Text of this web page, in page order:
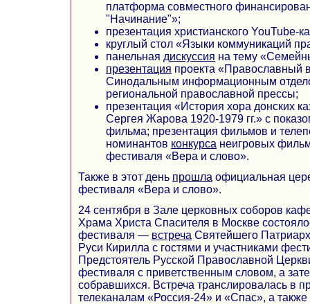
платформа совместного
"Начинание"»;
презентация христианского YouTube-
круглый стол «Языки коммуникаций
панельная дискуссия на тему
презентация проекта «Православный
Синодальным информационным
региональной православной прессы;
презентация «История хора донских
Сергея Жарова 1920-1979 гг.» с
фильма; презентация фильмов и
номинантов конкурса неигровых
фестиваля «Вера и слово».
Также в этот день прошла официальная
фестиваля «Вера и слово».
24 сентября в Зале церковных соборов
Храма Христа Спасителя в Москве
фестиваля — встреча Святейшего
Руси Кирилла с гостями и участниками
Предстоятель Русской Православной
фестиваля с приветственным словом, а
собравшихся. Встреча транслировалась в
телеканалам «Россия-24» и «Спас», а